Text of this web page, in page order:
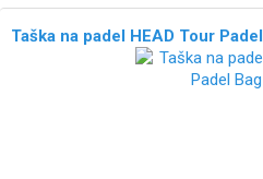
Taška na padel HEAD Tour